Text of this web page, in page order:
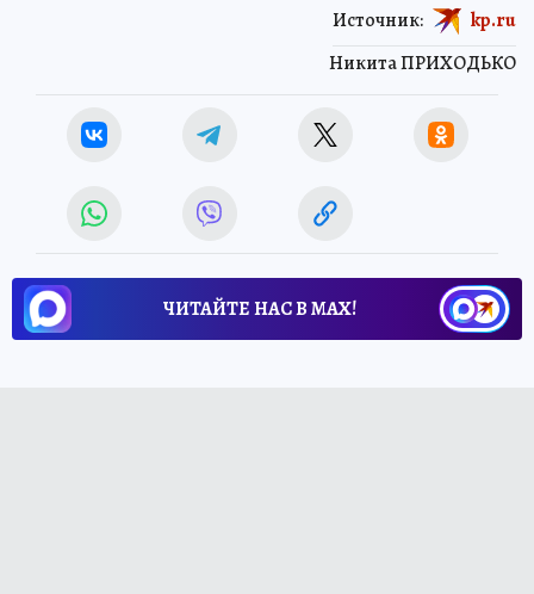
Никита ПРИХОДЬКО
Источник: kp.ru
ЧИТАЙТЕ НАС В МАХ!